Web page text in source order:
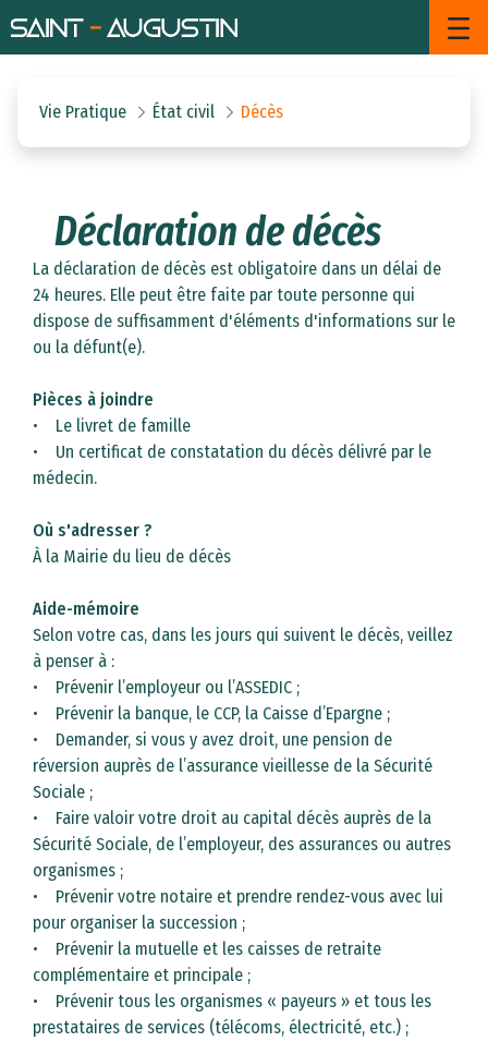
Saut au contenu principal
Décès - Saint Augustin
Vie Pratique État civil Décès
Déclaration de décès
La déclaration de décès est obligatoire dans un délai de
24 heures. Elle peut être faite par toute personne qui
dispose de suffisamment d'éléments d'informations sur le
ou la défunt(e).
Pièces à joindre
• Le livret de famille
• Un certificat de constatation du décès délivré par le
médecin.
Où s'adresser ?
À la Mairie du lieu de décès
Aide-mémoire
Selon votre cas, dans les jours qui suivent le décès, veillez
à penser à :
• Prévenir l’employeur ou l’ASSEDIC ;
• Prévenir la banque, le CCP, la Caisse d’Epargne ;
• Demander, si vous y avez droit, une pension de
réversion auprès de l’assurance vieillesse de la Sécurité
Sociale ;
• Faire valoir votre droit au capital décès auprès de la
Sécurité Sociale, de l’employeur, des assurances ou autres
organismes ;
• Prévenir votre notaire et prendre rendez-vous avec lui
pour organiser la succession ;
• Prévenir la mutuelle et les caisses de retraite
complémentaire et principale ;
• Prévenir tous les organismes « payeurs » et tous les
prestataires de services (télécoms, électricité, etc.) ;